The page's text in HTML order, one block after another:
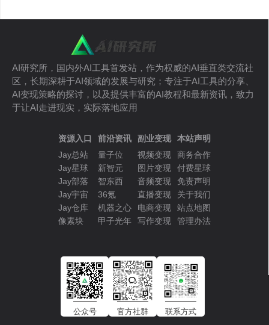
AI研究所，国内外AI工具首发站，作为权威的AI垂直类交流社
区，长期深耕于AI领域的发展与研究；专注于AI工具的分享、
AI变现策略的探讨，以及提供丰富的AI教程和最新资讯，致力
于让AI走进现实，实际落地应用
资源入口
Jay总站
Jay星球
Jay部落
Jay宇宙
Jay仓库
像素块
前沿资讯
量子位
新智元
智东西
36氪
机器之心
甲子光年
副业变现
视频变现
图片变现
音频变现
直播变现
电商变现
写作变现
本站声明
商务合作
付费星球
免责声明
关于我们
站点地图
管理办法
公众号 官方社群 联系方式